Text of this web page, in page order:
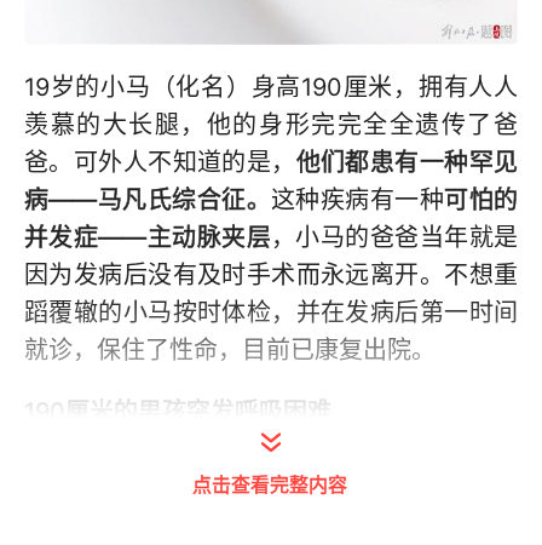
19岁的小马（化名）身高190厘米，拥有人人
羡慕的大长腿，他的身形完完全全遗传了爸
爸。可外人不知道的是， 他们都患有一种罕见
病——马凡氏综合征。 这种疾病有一种可怕的
并发症——主动脉夹层，小马的爸爸当年就是
因为发病后没有及时手术而永远离开。不想重
蹈覆辙的小马按时体检，并在发病后第一时间
就诊，保住了性命，目前已康复出院。
190厘米的男孩突发呼吸困难
体内“定时炸弹”濒临爆炸
点击查看完整内容